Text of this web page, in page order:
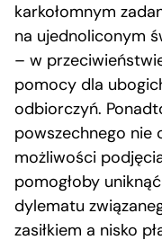
karkołomnym
na ujednoliconym
– w
pomocy dla
odbiorczyń.
powszechnego nie
możliwości
pomogłoby
dylematu
zasiłkiem a nisko